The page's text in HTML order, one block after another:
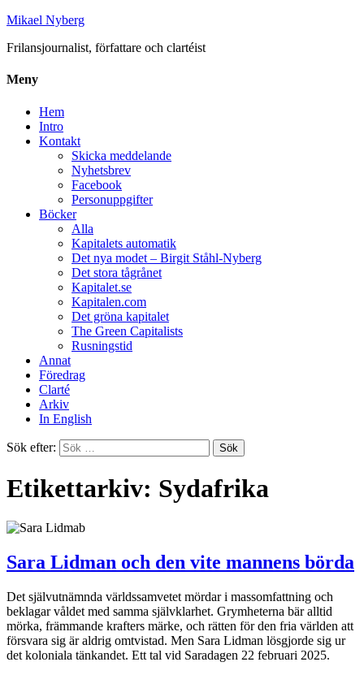
Mikael Nyberg
Frilansjournalist, författare och clartéist
Meny
Hem
Intro
Kontakt
Skicka meddelande
Nyhetsbrev
Facebook
Personuppgifter
Böcker
Alla
Kapitalets automatik
Det nya modet – Birgit Ståhl-Nyberg
Det stora tågrånet
Kapitalet.se
Kapitalen.com
Det gröna kapitalet
The Green Capitalists
Rusningstid
Annat
Föredrag
Clarté
Arkiv
In English
Sök efter:
Etikettarkiv: Sydafrika
Sara Lidman och den vite mannens börda
Det självutnämnda världssamvetet mördar i massomfattning och
beklagar våldet med samma självklarhet. Grymheterna bär alltid
mörka, främmande krafters märke, och rätten för den fria världen att
försvara sig är aldrig omtvistad. Men Sara Lidman lösgjorde sig ur
det koloniala tänkandet. Ett tal vid Saradagen 22 februari 2025.